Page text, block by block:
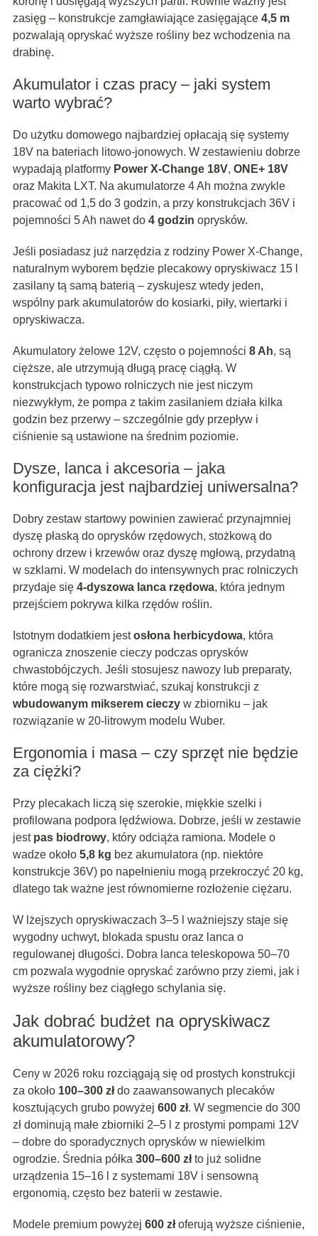
zasięg – konstrukcje zamgławiające zasięgające 4,5 m
pozwalają opryskać wyższe rośliny bez wchodzenia na
drabinę.
Akumulator i czas pracy – jaki system
warto wybrać?
Do użytku domowego najbardziej opłacają się systemy
18V na bateriach litowo‑jonowych. W zestawieniu dobrze
wypadają platformy Power X‑Change 18V, ONE+ 18V
oraz Makita LXT. Na akumulatorze 4 Ah można zwykle
pracować od 1,5 do 3 godzin, a przy konstrukcjach 36V i
pojemności 5 Ah nawet do 4 godzin oprysków.
Jeśli posiadasz już narzędzia z rodziny Power X‑Change,
naturalnym wyborem będzie plecakowy opryskiwacz 15 l
zasilany tą samą baterią – zyskujesz wtedy jeden,
wspólny park akumulatorów do kosiarki, piły, wiertarki i
opryskiwacza.
Akumulatory żelowe 12V, często o pojemności 8 Ah, są
cięższe, ale utrzymują długą pracę ciągłą. W
konstrukcjach typowo rolniczych nie jest niczym
niezwykłym, że pompa z takim zasilaniem działa kilka
godzin bez przerwy – szczególnie gdy przepływ i
ciśnienie są ustawione na średnim poziomie.
Dysze, lanca i akcesoria – jaka
konfiguracja jest najbardziej uniwersalna?
Dobry zestaw startowy powinien zawierać przynajmniej
dyszę płaską do oprysków rzędowych, stożkową do
ochrony drzew i krzewów oraz dyszę mgłową, przydatną
w szklarni. W modelach do intensywnych prac rolniczych
przydaje się 4‑dyszowa lanca rzędowa, która jednym
przejściem pokrywa kilka rzędów roślin.
Istotnym dodatkiem jestosłona herbicydowa, która
ogranicza znoszenie cieczy podczas oprysków
chwastobójczych. Jeśli stosujesz nawozy lub preparaty,
które mogą się rozwarstwiać, szukaj konstrukcji z
wbudowanym mikserem cieczyw zbiorniku – jak
rozwiązanie w 20‑litrowym modelu Wuber.
Ergonomia i masa – czy sprzęt nie będzie
za ciężki?
Przy plecakach liczą się szerokie, miękkie szelki i
profilowana podpora lędźwiowa. Dobrze, jeśli w zestawie
jest pas biodrowy, który odciąża ramiona. Modele o
wadze około 5,8 kg bez akumulatora (np. niektóre
konstrukcje 36V) po napełnieniu mogą przekroczyć 20 kg,
dlatego tak ważne jest równomierne rozłożenie ciężaru.
W lżejszych opryskiwaczach 3–5 l ważniejszy staje się
wygodny uchwyt, blokada spustu oraz lanca o
regulowanej długości. Dobra lanca teleskopowa 50–70
cm pozwala wygodnie opryskać zarówno przy ziemi, jak i
wyższe rośliny bez ciągłego schylania się.
Jak dobrać budżet na opryskiwacz
akumulatorowy?
Ceny w 2026 roku rozciągają się od prostych konstrukcji
za około 100–300 złdo zaawansowanych plecaków
kosztujących grubo powyżej 600 zł. W segmencie do 300
zł dominują małe zbiorniki 2–5 l z prostymi pompami 12V
– dobre do sporadycznych oprysków w niewielkim
ogrodzie. Średnia półka 300–600 złto już solidne
urządzenia 15–16 l z systemami 18V i sensowną
ergonomią, często bez baterii w zestawie.
Modele premium powyżej 600 złoferują wyższe ciśnienie,